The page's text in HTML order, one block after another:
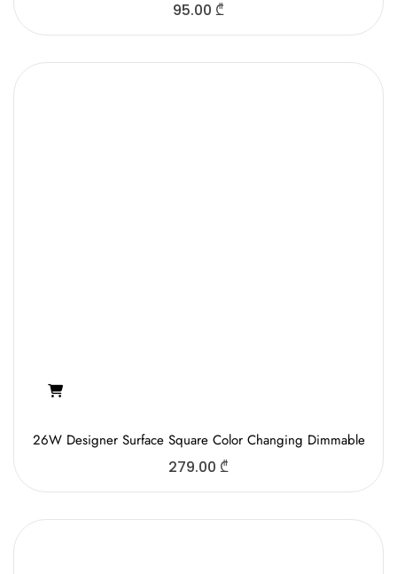
95.00 ₾
26W Designer Surface Square Color Changing Dimmable
279.00 ₾